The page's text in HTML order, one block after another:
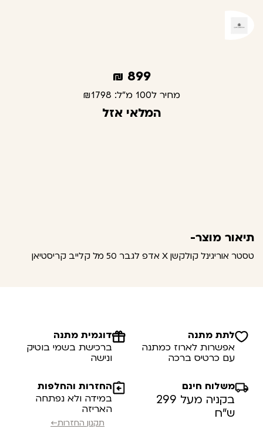
899
₪
מחיר ל100 מ"ל: ₪1798
המלאי אזל
תיאור מוצר-
טסטר אוריגינל קולקשן X אדפ לגבר 50 מל קלייב קריסטיאן
לתת מתנה
אפשרות לארוז כמתנה
עם כרטיס ברכה
דוגמית מתנה
ברכישת בשמי בוטיק
ונישה
משלוח חינם
בקניה מעל 299
ש”ח
החזרות והחלפות
במידה ולא נפתחה
האריזה
תקנון החזרות←